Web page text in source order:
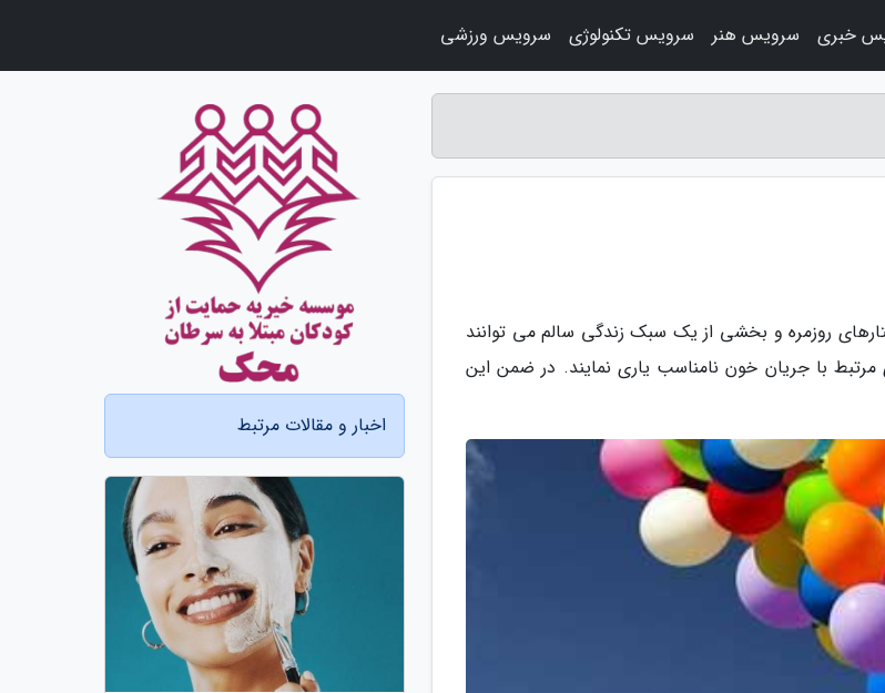
روزمره و بخشی از یک سبک زندگی سالم می توانند
با جریان خون نامناسب یاری نمایند. در ضمن این
اخبار و مقالات مرتبط
خبری سرویس هنر سرویس تکنولوژی سرویس ورزشی